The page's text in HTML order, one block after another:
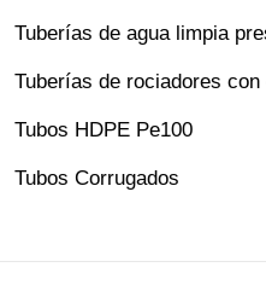
Tuberías de agua limpia
Tuberías de rociadores con
Tubos HDPE Pe100
Tubos Corrugados